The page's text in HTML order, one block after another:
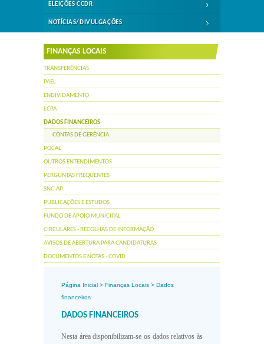
ELEIÇÕES CCDR
NOTÍCIAS/DIVULGAÇÕES
FINANÇAS LOCAIS
TRANSFERÊNCIAS
PAEL
ENDIVIDAMENTO
LCPA
DADOS FINANCEIROS
CONTAS DE GERÊNCIA
POCAL
OUTROS ENTENDIMENTOS
PERGUNTAS FREQUENTES
SNC-AP
PUBLICAÇÕES E ESTUDOS
FUNDO DE APOIO MUNICIPAL
CIRCULARES - RECOLHAS DE INFORMAÇÃO
AVISOS DE ABERTURA PARA CANDIDATURAS
DOCUMENTOS E NOTAS - COVID
Página Inicial > Finanças Locais > Dados
financeiros
DADOS FINANCEIROS
Nesta área disponibilizam-se os dados relativos às